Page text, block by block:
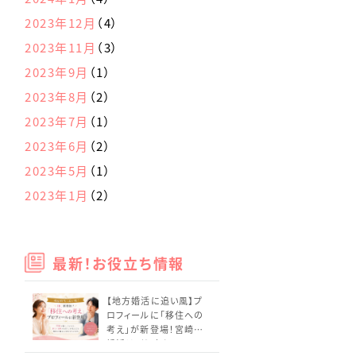
2023年12月 （4）
2023年11月 （3）
2023年9月 （1）
2023年8月 （2）
2023年7月 （1）
2023年6月 （2）
2023年5月 （1）
2023年1月 （2）
最新！お役立ち情報
【地方婚活に追い風】プ
ロフィールに「移住への
考え」が新登場！宮崎の
婚活はどう変わる？